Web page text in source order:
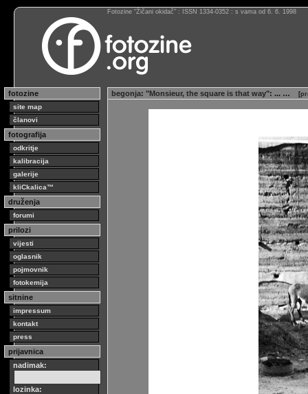
Fotozine “Žičani okidač” : ISSN 1334-0352 : s vama od 6. 6. 1998
fotozine
site map
članovi
fotografija
odkritje
kalibracija
galerije
kliCkalica™
druženja
forumi
prilozi
vijesti
oglasnik
pojmovnik
fotokemija
sitnine
impressum
kontakt
press
prijavnica
nadimak:
lozinka:
begonja: "Monsieur, the square is that way": ... … [